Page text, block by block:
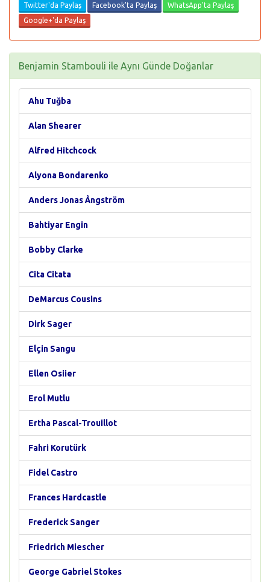
Twitter'da Paylaş Facebook'ta Paylaş
WhatsApp'ta Paylaş
Google+'da Paylaş
Benjamin Stambouli ile Aynı Günde Doğanlar
Ahu Tuğba
Alan Shearer
Alfred Hitchcock
Alyona Bondarenko
Anders Jonas Ångström
Bahtiyar Engin
Bobby Clarke
Cita Citata
DeMarcus Cousins
Dirk Sager
Elçin Sangu
Ellen Osiier
Erol Mutlu
Ertha Pascal-Trouillot
Fahri Korutürk
Fidel Castro
Frances Hardcastle
Frederick Sanger
Friedrich Miescher
George Gabriel Stokes